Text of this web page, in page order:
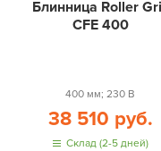
Блинница Roller
CFE 400
400 мм; 230 В
38 510 руб.
Склад (2-5 дней)